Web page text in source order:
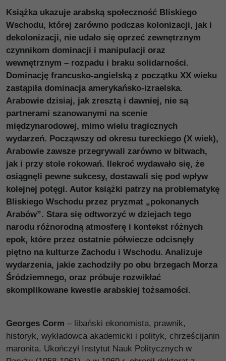
Książka ukazuje arabską społeczność Bliskiego
Wschodu, której zarówno podczas kolonizacji, jak i
dekolonizacji, nie udało się oprzeć zewnętrznym
czynnikom dominacji i manipulacji oraz
wewnętrznym – rozpadu i braku solidarności.
Dominację francusko-angielską z początku XX wieku
zastąpiła dominacja amerykańsko-izraelska.
Arabowie dzisiaj, jak zresztą i dawniej, nie są
partnerami szanowanymi na scenie
międzynarodowej, mimo wielu tragicznych
wydarzeń. Począwszy od okresu tureckiego (X wiek),
Arabowie zawsze przegrywali zarówno w bitwach,
jak i przy stole rokowań. Ilekroć wydawało się, że
osiągnęli pewne sukcesy, dostawali się pod wpływ
kolejnej potęgi. Autor książki patrzy na problematykę
Bliskiego Wschodu przez pryzmat „pokonanych
Arabów”. Stara się odtworzyć w dziejach tego
narodu różnorodną atmosferę i kontekst różnych
epok, które przez ostatnie półwiecze odcisnęły
piętno na kulturze Zachodu i Wschodu. Analizuje
wydarzenia, jakie zachodziły po obu brzegach Morza
Śródziemnego, oraz próbuje rozwikłać
skomplikowane kwestie arabskiej tożsamości.
Georges Corm – libański ekonomista, prawnik,
historyk, wykładowca akademicki i polityk, chrześcijanin
maronita. Ukończył Instytut Nauk Politycznych w